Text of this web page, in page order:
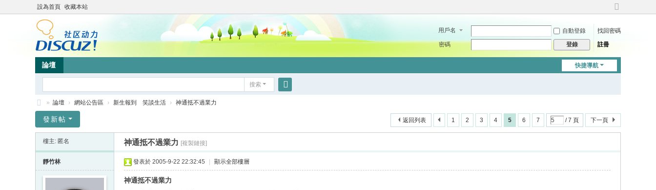
設為首頁 收藏本站
切
到
用戶名 自動登錄
找回密碼
密碼
登錄 註冊
快捷導航
論壇
搜索
竹
» 論壇 › 網站公告區 › 新生報到 笑談生活 › 神通抵不過業力
1 2 3 4 5 6 7 / 7 頁 下一頁
返回列表
發新帖
樓主: 匿名 神通抵不過業力 [複製鏈接]
靜竹林 發表於 2005-9-22 22:32:45 顯示全部樓層
神通抵不過業力